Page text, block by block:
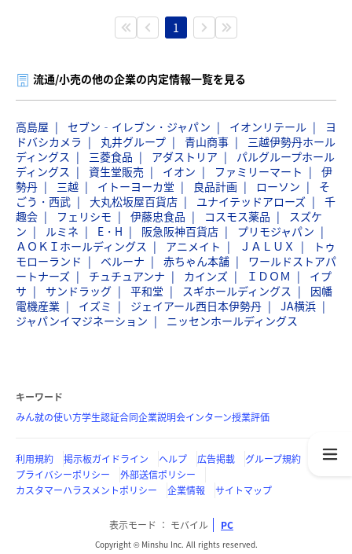
1
流通/小売の他の企業の内定情報一覧を見る
高島屋 セブン‐イレブン・ジャパン イオンリテール
ヨ
ドバシカメラ
丸井グループ 青山商事
三越伊勢丹ホール
ディングス
三菱食品 アダストリア
パルグループホール
ディングス
資生堂販売 イオン ファミリーマート
伊
勢丹
三越 イトーヨーカ堂 良品計画 ローソン
そ
ごう・西武
大丸松坂屋百貨店 ユナイテッドアローズ
千
趣会
フェリシモ 伊藤忠食品 コスモス薬品
スズケ
ン
ルミネ E・H 阪急阪神百貨店
プリモジャパン
ＡＯＫＩホールディングス
アニメイト ＪＡＬＵＸ
トゥ
モローランド
ベルーナ 赤ちゃん本舗
ワールドストアパ
ートナーズ
チュチュアンナ カインズ ＩＤＯＭ
イプ
サ
サンドラッグ 平和堂 スギホールディングス
因幡
電機産業
イズミ ジェイアール西日本伊勢丹
JA横浜
ジャパンイマジネーション
ニッセンホールディングス
キーワード
みん就の使い方学生認証合同企業説明会インターン授業評価
利用規約 掲示板ガイドライン ヘルプ 広告掲載
グループ規約
プライバシーポリシー
外部送信ポリシー
カスタマーハラスメントポリシー
企業情報 サイトマップ
表示モード モバイル PC
Copyright © Minshu Inc. All rights reserved.